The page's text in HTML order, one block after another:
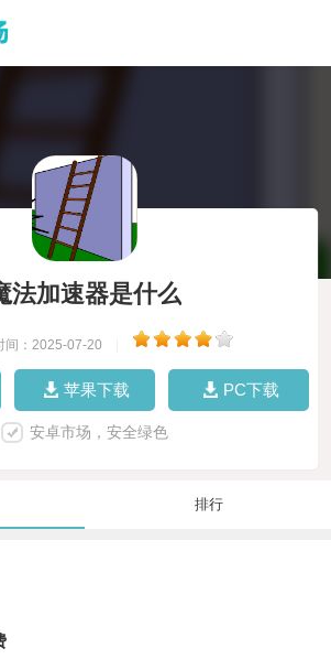
法加速器是什么
间：2025-07-20
苹果下载 PC下载
安卓市场，安全绿色
排行